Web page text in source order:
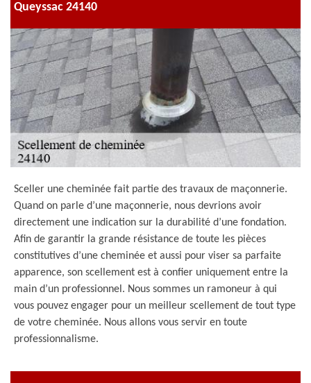
Queyssac 24140
Sceller une cheminée fait partie des travaux de maçonnerie.
Quand on parle d’une maçonnerie, nous devrions avoir
directement une indication sur la durabilité d’une fondation.
Afin de garantir la grande résistance de toute les pièces
constitutives d’une cheminée et aussi pour viser sa parfaite
apparence, son scellement est à confier uniquement entre la
main d’un professionnel. Nous sommes un ramoneur à qui
vous pouvez engager pour un meilleur scellement de tout type
de votre cheminée. Nous allons vous servir en toute
professionnalisme.